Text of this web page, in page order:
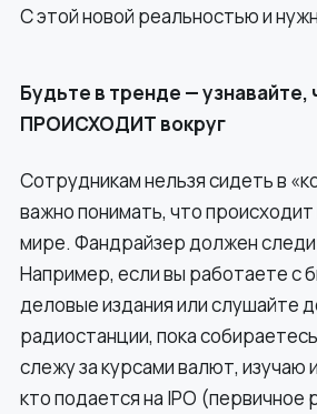
С этой новой реальностью и
Будьте в тренде — узнавайте,
ПРОИСХОДИТ вокруг
Сотрудникам нельзя сидеть в
важно понимать, что
мире. Фандрайзер должен
Например, если вы работаете с
деловые издания или слушайте
радиостанции, пока
слежу за курсами валют, изучаю
кто подается на IPO (первичное